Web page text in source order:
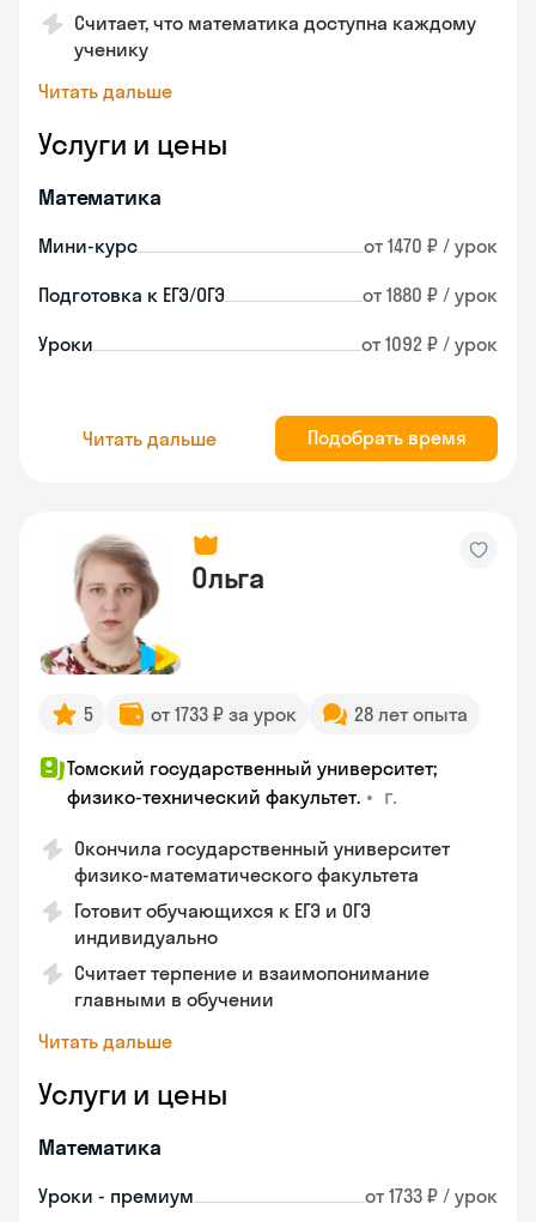
Считает, что математика доступна каждому
ученику
Читать дальше
Услуги и цены
Математика
Мини-курс от 1470 ₽ / урок
Подготовка к ЕГЭ/ОГЭ от 1880 ₽ / урок
Уроки от 1092 ₽ / урок
Читать дальше Подобрать время
Ольга
5 от 1733 ₽ за урок 28 лет опыта
Томский государственный университет;
физико-технический факультет. • г.
Окончила государственный университет
физико-математического факультета
Готовит обучающихся к ЕГЭ и ОГЭ
индивидуально
Считает терпение и взаимопонимание
главными в обучении
Читать дальше
Услуги и цены
Математика
Уроки - премиум от 1733 ₽ / урок